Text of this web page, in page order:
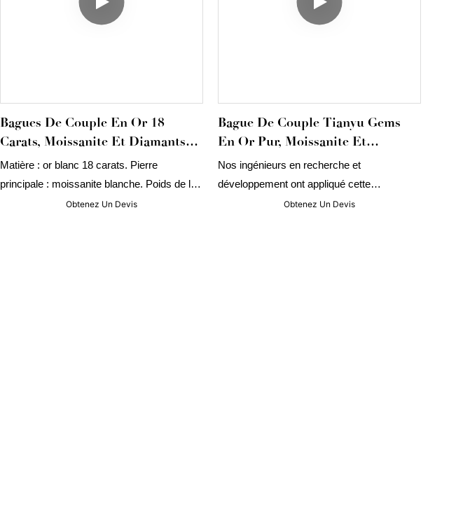
Bagues De Couple En Or 18
Carats, Moissanite Et Diamants
De Tianyu Gems Fine Jewelry
Matière : or blanc 18 carats. Pierre
principale : moissanite blanche. Poids de l'or
: environ 7,4 g.Obtenez Un Devis
Bague De Couple Tianyu Gems
En Or Pur, Moissanite Et
Diamants, Pour Mariage
Nos ingénieurs en recherche et
développement ont appliqué cette
technologie à la fabrication de ce type de
Obtenez Un Devis